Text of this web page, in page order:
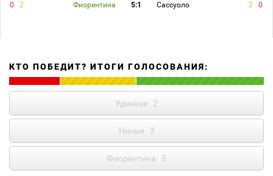
0 2 Фиорентина 5:1 Сассуоло 2 0
КТО ПОБЕДИТ? ИТОГИ ГОЛОСОВАНИЯ:
Удинезе 2
Ничья 3
Фиорентина 5